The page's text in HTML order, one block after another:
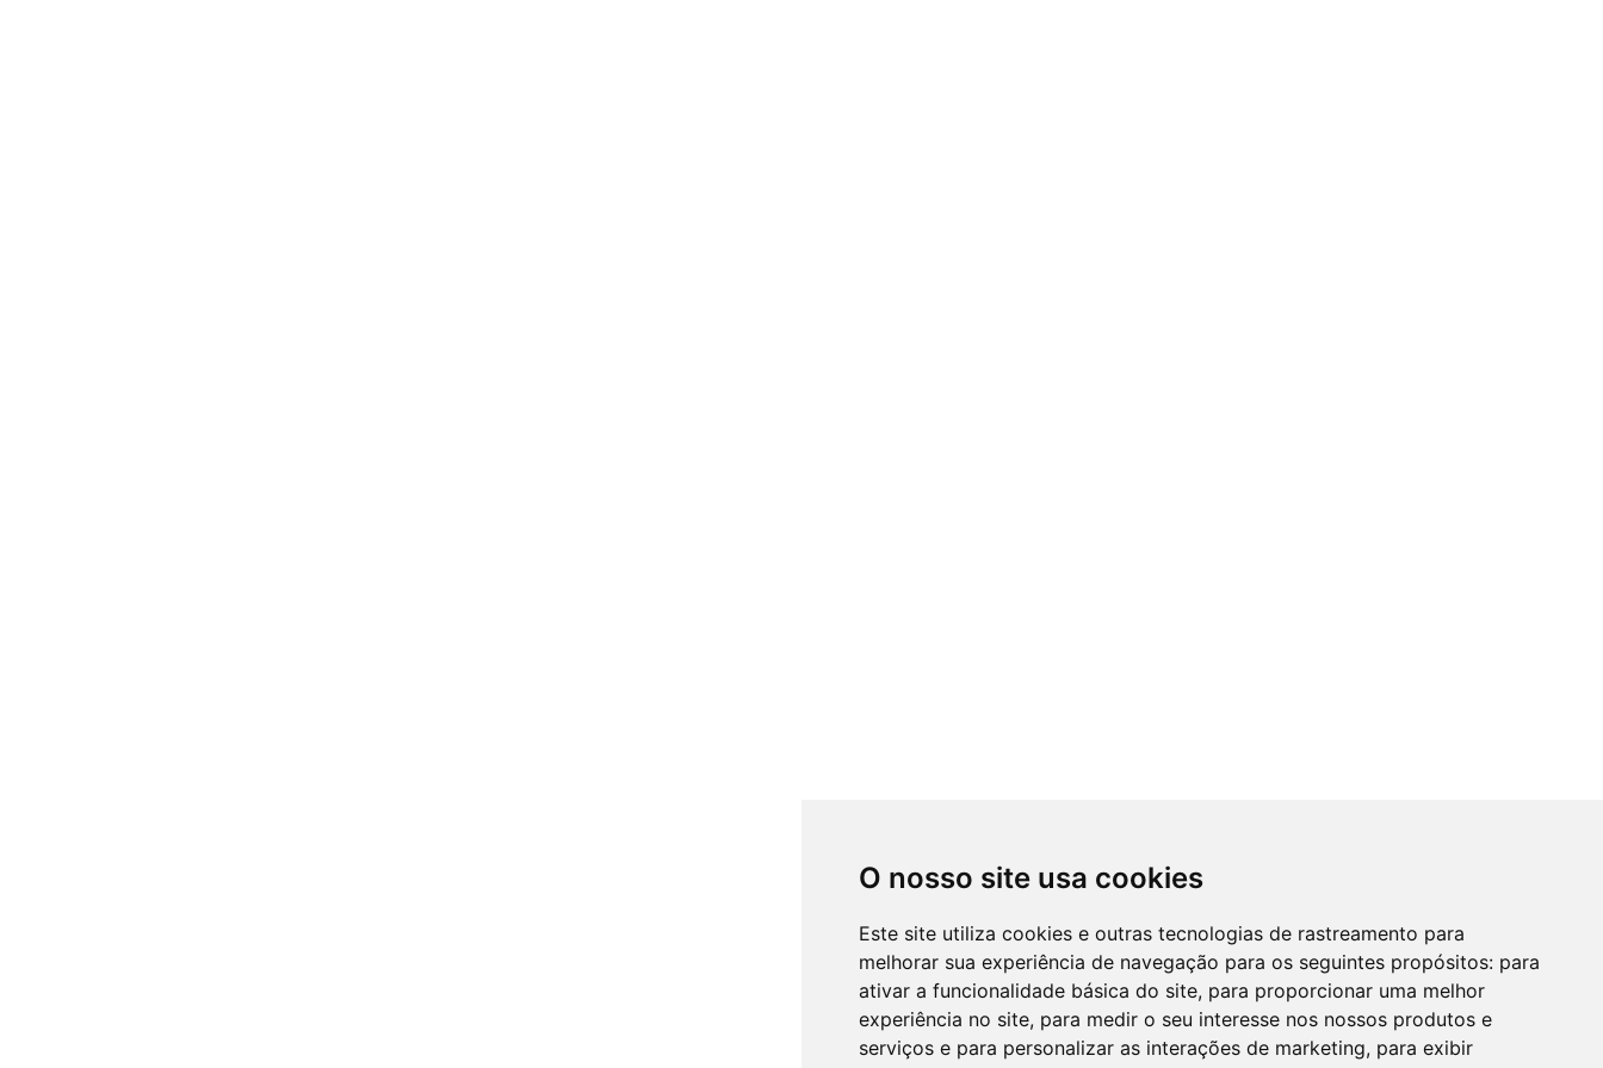
O nosso site usa cookies
Este site utiliza cookies e outras tecnologias de rastreamento para
melhorar sua experiência de navegação para os seguintes propósitos: para
ativar a funcionalidade básica do site, para proporcionar uma melhor
experiência no site, para medir o seu interesse nos nossos produtos e
serviços e para personalizar as interações de marketing, para exibir